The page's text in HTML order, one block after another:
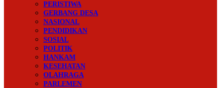
PERISTIWA
GERBANG DESA
NASIONAL
PENDIDIKAN
SOSIAL
POLITIK
HANKAM
KESEHATAN
OLAHRAGA
PARLEMEN